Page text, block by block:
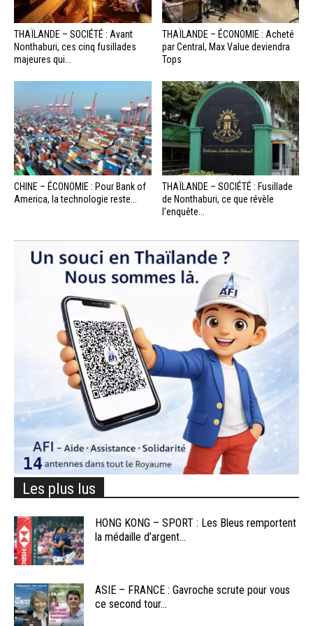
THAÏLANDE – SOCIÉTÉ : Avant
Nonthaburi, ces cinq fusillades
majeures qui...
THAÏLANDE – ÉCONOMIE : Acheté
par Central, Max Value deviendra
Tops
CHINE – ÉCONOMIE : Pour Bank of
America, la technologie reste...
THAÏLANDE – SOCIÉTÉ : Fusillade
de Nonthaburi, ce que révèle
l’enquête...
Les plus lus
HONG KONG – SPORT : Les Bleus remportent
la médaille d’argent...
ASIE – FRANCE : Gavroche scrute pour vous
ce second tour...